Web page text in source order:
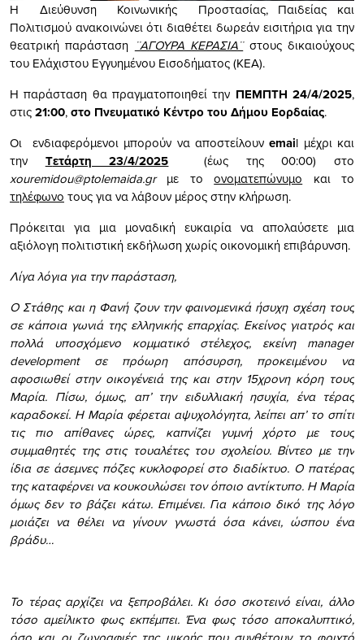
H Διεύθυνση Κοινωνικής Προστασίας, Παιδείας και
Πολιτισμού ανακοινώνει ότι διαθέτει δωρεάν εισιτήρια για την
θεατρική παράσταση ¨ΑΓΟΥΡΑ ΚΕΡΑΣΙΑ¨στους δικαιούχους
του Ελάχιστου Εγγυημένου Εισοδήματος (ΚΕΑ).
Η παράσταση θα πραγματοποιηθεί την ΠΕΜΠΤΗ 24/4/2025,
στις21:00,στο Πνευματικό Κέντρο του Δήμου Εορδαίας.
Οι ενδιαφερόμενοι μπορούν να αποστείλουνemail μέχρι και
την Tετάρτη 23/4/2025
(έως της 00:00) στο
xouremidou@ptolemaida.grμε τοονοματεπώνυμο και το
τηλέφωνο τους για να λάβουν μέρος στην κλήρωση.
Πρόκειται για μια μοναδική ευκαιρία να απολαύσετε μια
αξιόλογη πολιτιστική εκδήλωση χωρίς οικονομική επιβάρυνση.
Λίγα λόγια για την παράσταση,
Ο Στάθης και η Φανή ζουν την φαινομενικά ήσυχη σχέση τους
σε κάποια γωνιά της ελληνικής επαρχίας. Εκείνος γιατρός και
πολλά υποσχόμενο κομματικό στέλεχος, εκείνη manager
development σε πρόωρη απόσυρση, προκειμένου να
αφοσιωθεί στην οικογένειά της και στην 15χρονη κόρη τους
Μαρία. Πίσω, όμως, απ’ την ειδυλλιακή ησυχία, ένα τέρας
καραδοκεί. Η Μαρία φέρεται αψυχολόγητα, λείπει απ’ το σπίτι
τις πιο απίθανες ώρες, καπνίζει γυμνή χόρτο με τους
συμμαθητές της στις τουαλέτες του σχολείου. Βίντεο με την
ίδια σε άσεμνες πόζες κυκλοφορεί στο διαδίκτυο. Ο πατέρας
της καταφέρνει να κουκουλώσει τον όποιο αντίκτυπο. Η Μαρία
όμως δεν το βάζει κάτω. Επιμένει. Για κάποιο δικό της λόγο
μοιάζει να θέλει να γίνουν γνωστά όσα κάνει, ώσπου ένα
βράδυ…
Το τέρας αρχίζει να ξεπροβάλει. Κι όσο σκοτεινό είναι, άλλο
τόσο αμείλικτο φως εκπέμπει. Ένα φως τόσο αποκαλυπτικό,